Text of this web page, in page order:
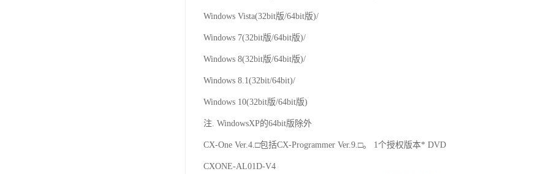
Windows Vista(32bit版/64bit版)/
Windows 7(32bit版/64bit版)/
Windows 8(32bit版/64bit版)/
Windows 8.1(32bit/64bit)/
Windows 10(32bit版/64bit版)
注. WindowsXP的64bit版除外
CX-One Ver.4.□包括CX-Programmer Ver.9.□。 1个授权版本* DVD
CXONE-AL01D-V4